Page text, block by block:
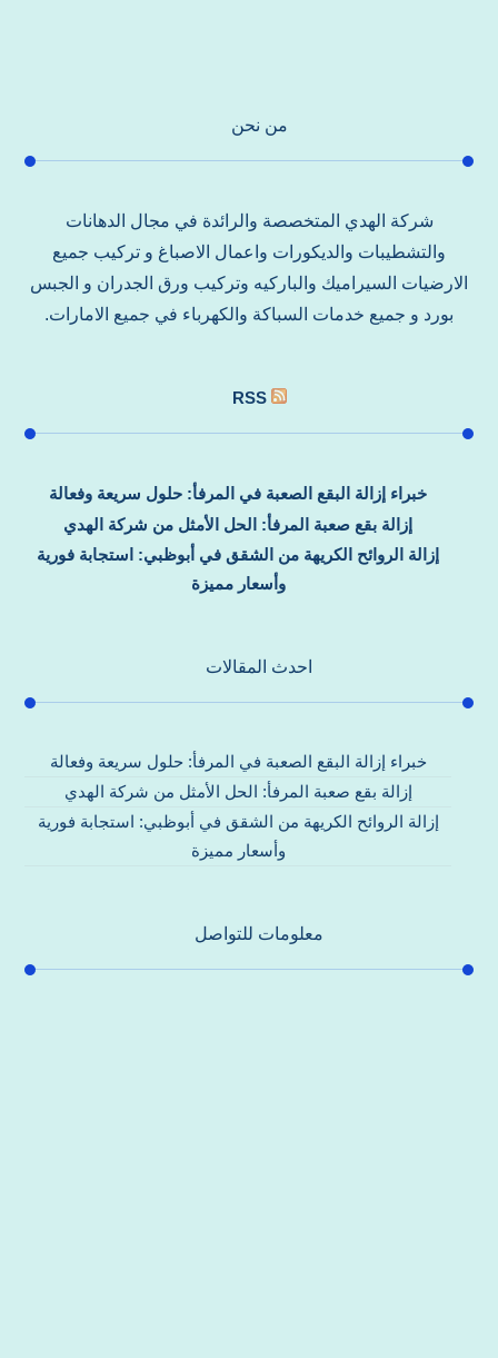
من نحن
شركة الهدي المتخصصة والرائدة في مجال الدهانات
والتشطيبات والديكورات واعمال الاصباغ و تركيب جميع
الارضيات السيراميك والباركيه وتركيب ورق الجدران و الجبس
بورد و جميع خدمات السباكة والكهرباء في جميع الامارات.
RSS
خبراء إزالة البقع الصعبة في المرفأ: حلول سريعة وفعالة
إزالة بقع صعبة المرفأ: الحل الأمثل من شركة الهدي
إزالة الروائح الكريهة من الشقق في أبوظبي: استجابة فورية
وأسعار مميزة
احدث المقالات
خبراء إزالة البقع الصعبة في المرفأ: حلول سريعة وفعالة
إزالة بقع صعبة المرفأ: الحل الأمثل من شركة الهدي
إزالة الروائح الكريهة من الشقق في أبوظبي: استجابة فورية
وأسعار مميزة
معلومات للتواصل